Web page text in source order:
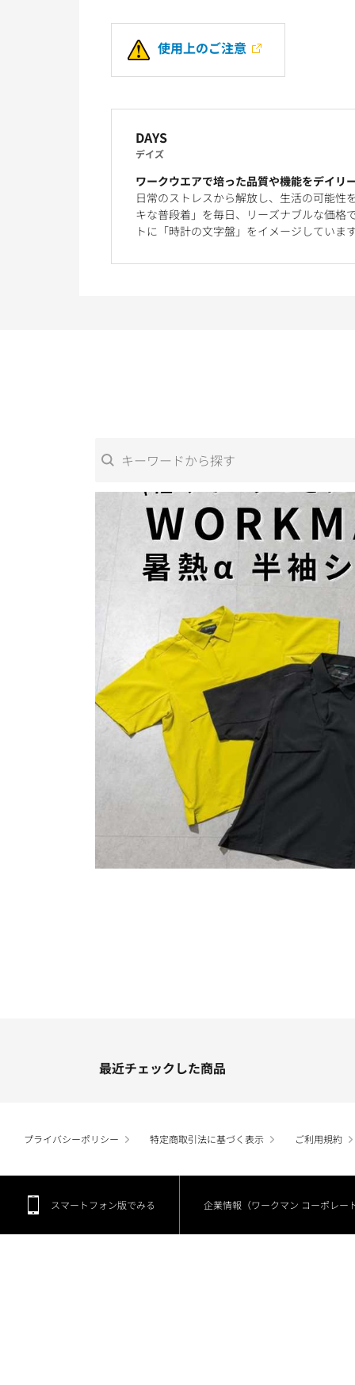
使用上のご注意
DAYS
デイズ
ワークウエアで培った品質や機能をデイリ
日常のストレスから解放し、生活の可能性
キな普段着」を毎日、リーズナブルな価格
トに「時計の文字盤」をイメージしていま
最近チェックした商品
プライバシーポリシー 特定商取引法に基づく表示 ご利用規約
スマートフォン版でみる 企業情報（ワークマン コーポレー